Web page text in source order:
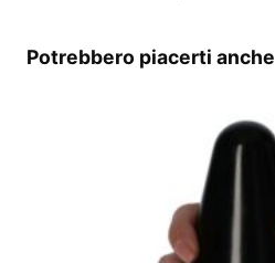
Potrebbero piacerti anche